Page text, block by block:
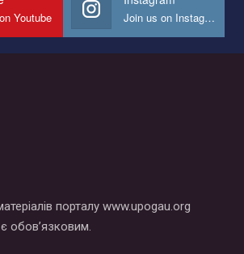
сделать - это зайти на наш канал YouTube
Youtube Join us on Instagram
порталу www.upogau.org
обов’язковим.